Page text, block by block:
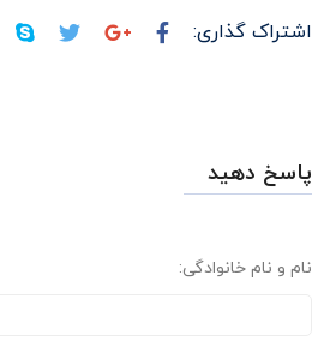
اشتراک گذاری:
پاسخ دهید
نام و نام خانوادگی: